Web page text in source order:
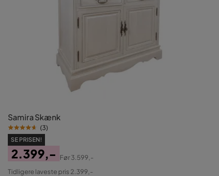
Samira Skænk
(3)
SE PRISEN!
Pris
2.399,-
Original
Før3.599,-
Tidligere laveste pris 2.399,-